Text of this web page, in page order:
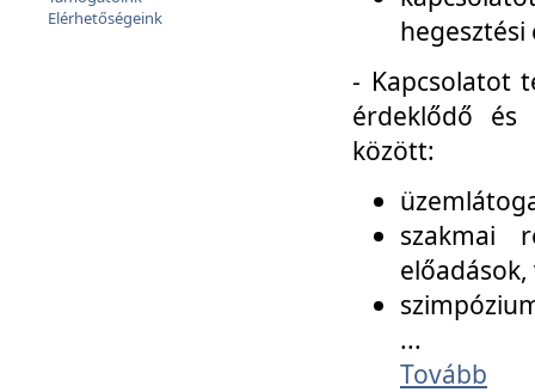
Elérhetőségeink
- Kapcsolatot
érdeklődő és
között:
szakmai
...
Tovább